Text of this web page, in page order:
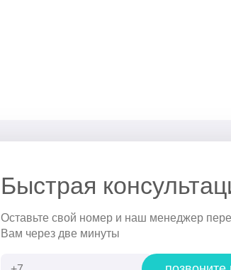
Быстрая
Оставьте свой номер и наш менеджер
Вам через две минуты